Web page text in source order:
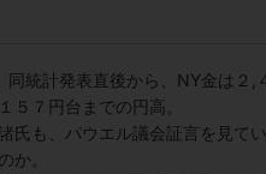
統計発表直後から、NY金は２,
５７円台までの円高。
氏も、パウエル議会証言を見
か。